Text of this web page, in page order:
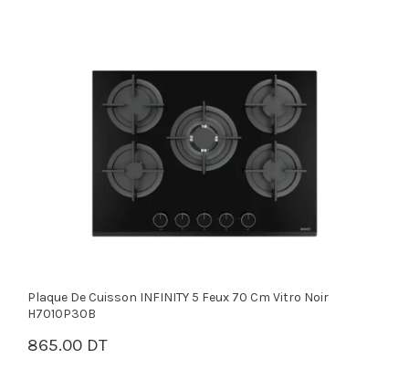
Plaque De Cuisson INFINITY 5 Feux 70 Cm Vitro Noir
H7010P30B
865.00 DT
PANIER